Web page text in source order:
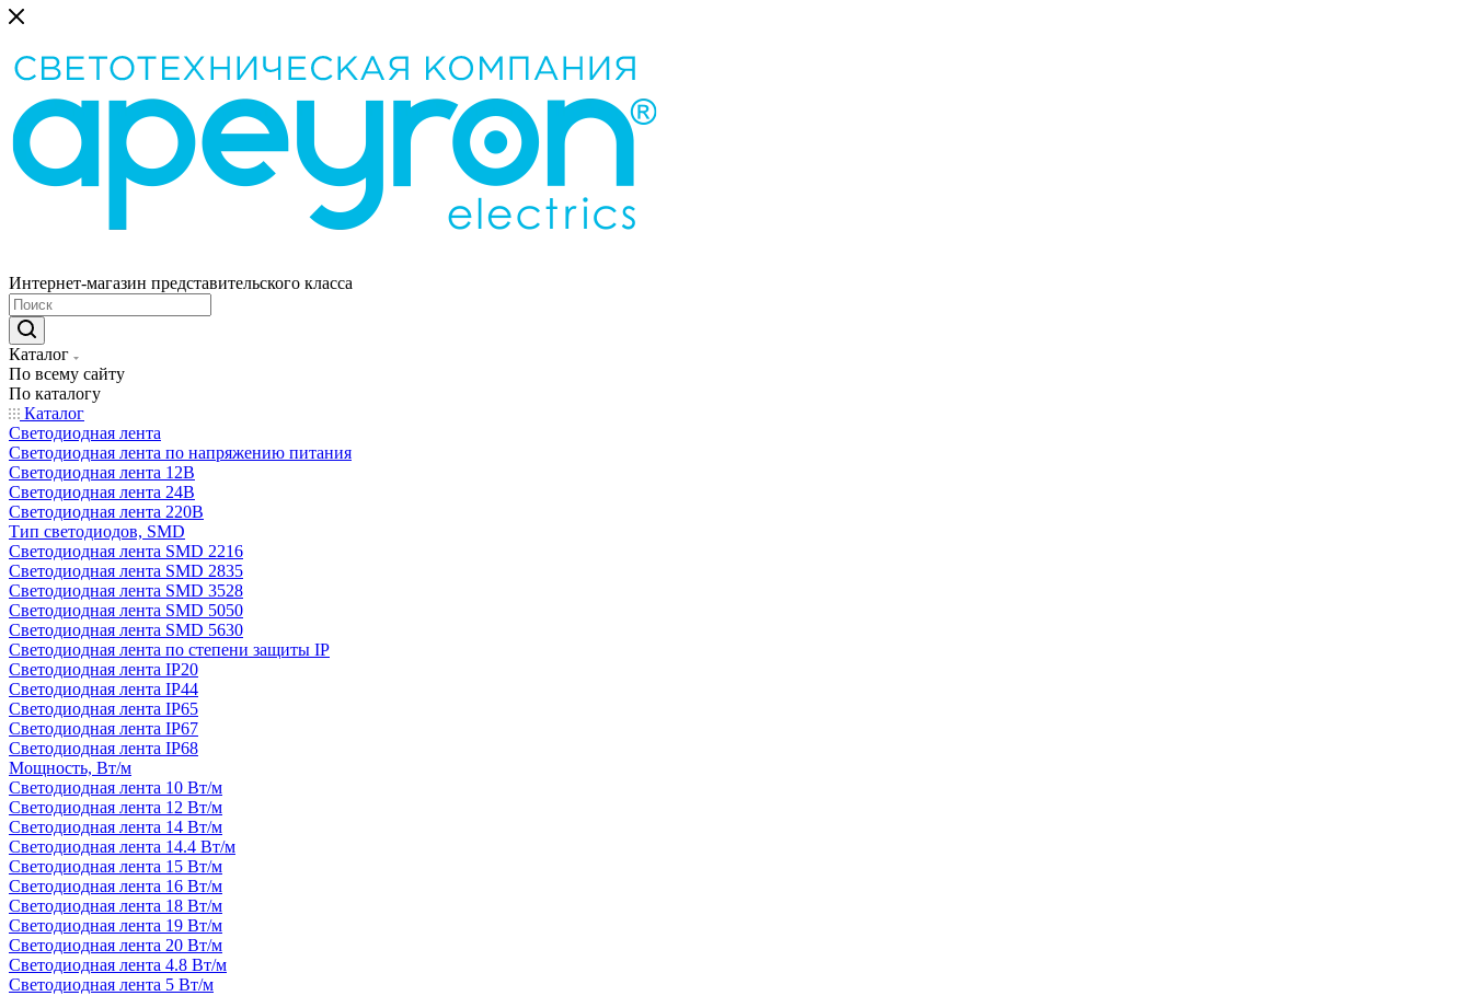
Интернет-магазин представительского класса
Каталог
По всему сайту
По каталогу
Каталог
Светодиодная лента
Светодиодная лента по напряжению питания
Светодиодная лента 12В
Светодиодная лента 24В
Светодиодная лента 220В
Тип светодиодов, SMD
Cветодиодная лента SMD 2216
Светодиодная лента SMD 2835
Светодиодная лента SMD 3528
Светодиодная лента SMD 5050
Светодиодная лента SMD 5630
Светодиодная лента по степени защиты IP
Светодиодная лента IP20
Светодиодная лента IP44
Светодиодная лента IP65
Светодиодная лента IP67
Светодиодная лента IP68
Мощность, Вт/м
Светодиодная лента 10 Вт/м
Светодиодная лента 12 Вт/м
Светодиодная лента 14 Вт/м
Светодиодная лента 14.4 Вт/м
Светодиодная лента 15 Вт/м
Светодиодная лента 16 Вт/м
Светодиодная лента 18 Вт/м
Светодиодная лента 19 Вт/м
Светодиодная лента 20 Вт/м
Светодиодная лента 4.8 Вт/м
Светодиодная лента 5 Вт/м